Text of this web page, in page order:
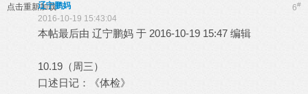
点击重新加载 6#
辽宁鹏妈
2016-10-19 15:43:04
本帖最后由 辽宁鹏妈 于 2016-10-19 15:47 编辑
10.19（周三）
口述日记：《体检》